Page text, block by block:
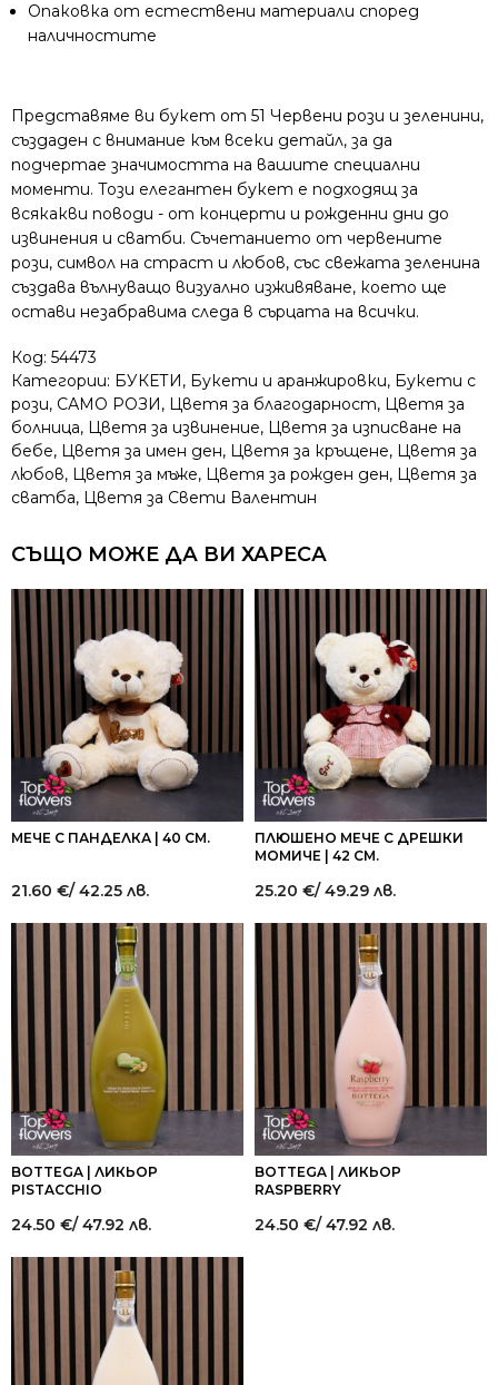
Опаковка от естествени материали според
наличностите
Представяме ви букет от 51 Червени рози и зеленини,
създаден с внимание към всеки детайл, за да
подчертае значимостта на вашите специални
моменти. Този елегантен букет е подходящ за
всякакви поводи - от концерти и рожденни дни до
извинения и сватби. Съчетанието от червените
рози, символ на страст и любов, със свежата зеленина
създава вълнуващо визуално изживяване, което ще
остави незабравима следа в сърцата на всички.
Код: 54473
Категории: БУКЕТИ, Букети и аранжировки, Букети с
рози, САМО РОЗИ, Цветя за благодарност, Цветя за
болница, Цветя за извинение, Цветя за изписване на
бебе, Цветя за имен ден, Цветя за кръщене, Цветя за
любов, Цветя за мъже, Цветя за рожден ден, Цветя за
сватба, Цветя за Свети Валентин
СЪЩО МОЖЕ ДА ВИ ХАРЕСА
МЕЧЕ С ПАНДЕЛКА | 40 СМ.
21.60 €/ 42.25 лв.
ПЛЮШЕНО МЕЧЕ С ДРЕШКИ
МОМИЧЕ | 42 СМ.
25.20 €/ 49.29 лв.
BOTTEGA | ЛИКЬОР
PISTACCHIO
24.50 €/ 47.92 лв.
BOTTEGA | ЛИКЬОР
RASPBERRY
24.50 €/ 47.92 лв.